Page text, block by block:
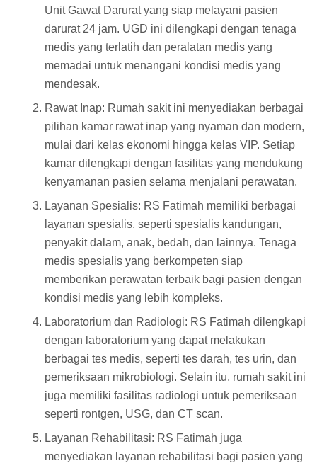
Unit Gawat Darurat yang siap melayani pasien
darurat 24 jam. UGD ini dilengkapi dengan tenaga
medis yang terlatih dan peralatan medis yang
memadai untuk menangani kondisi medis yang
mendesak.
Rawat Inap: Rumah sakit ini menyediakan berbagai
pilihan kamar rawat inap yang nyaman dan modern,
mulai dari kelas ekonomi hingga kelas VIP. Setiap
kamar dilengkapi dengan fasilitas yang mendukung
kenyamanan pasien selama menjalani perawatan.
Layanan Spesialis: RS Fatimah memiliki berbagai
layanan spesialis, seperti spesialis kandungan,
penyakit dalam, anak, bedah, dan lainnya. Tenaga
medis spesialis yang berkompeten siap
memberikan perawatan terbaik bagi pasien dengan
kondisi medis yang lebih kompleks.
Laboratorium dan Radiologi: RS Fatimah dilengkapi
dengan laboratorium yang dapat melakukan
berbagai tes medis, seperti tes darah, tes urin, dan
pemeriksaan mikrobiologi. Selain itu, rumah sakit ini
juga memiliki fasilitas radiologi untuk pemeriksaan
seperti rontgen, USG, dan CT scan.
Layanan Rehabilitasi: RS Fatimah juga
menyediakan layanan rehabilitasi bagi pasien yang